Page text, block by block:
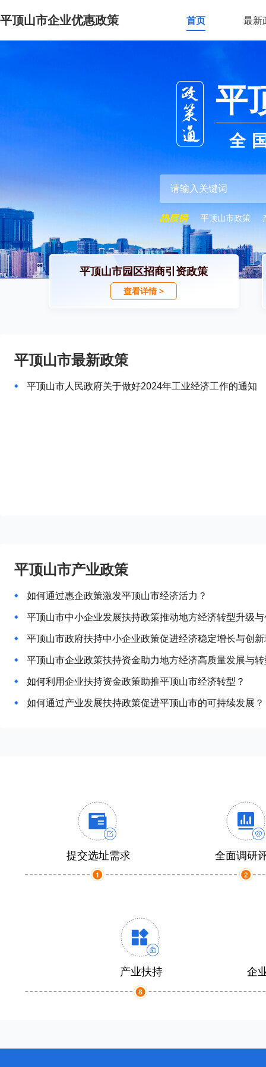
平顶山市企业优惠政策 首页 最新
平
全
平顶山市政策
平顶山市园区招商引资政策
查看详情 >
平顶山市最新政策
平顶山市人民政府关于做好2024年工业经济工作的通知
平顶山市产业政策
如何通过惠企政策激发平顶山市经济活力？
平顶山市中小企业发展扶持政策推动地方经济转型升级
平顶山市政府扶持中小企业政策促进经济稳定增长与创
平顶山市企业政策扶持资金助力地方经济高质量发展与
如何利用企业扶持资金政策助推平顶山市经济转型？
如何通过产业发展扶持政策促进平顶山市的可持续发展？
提交选址需求 全面调研
产业扶持 企